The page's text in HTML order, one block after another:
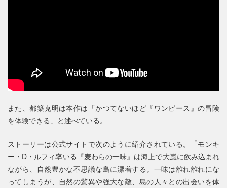
また、都築克明は本作は「かつてないほど『ワンピース』の冒険
を体験できる」と述べている。
ストーリーは公式サイトで次のように紹介されている。「モンキ
ー・D・ルフィ率いる『麦わらの一味』は海上で大嵐に飲み込まれ
ながら、自然豊かな不思議な島に漂着する。一味は離れ離れにな
ってしまうが、自然の驚異や強大な敵、島の人々との出会いを体